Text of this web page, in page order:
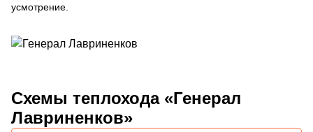
усмотрение.
Схемы теплохода «Генерал
Лавриненков»